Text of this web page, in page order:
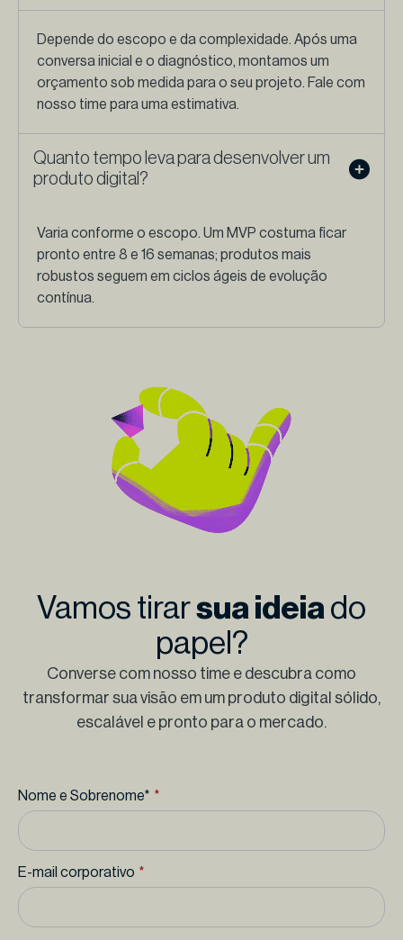
Depende do escopo e da complexidade. Após uma
conversa inicial e o diagnóstico, montamos um
orçamento sob medida para o seu projeto. Fale com
nosso time para uma estimativa.
Quanto tempo leva para desenvolver um
produto digital?
Varia conforme o escopo. Um MVP costuma ficar
pronto entre 8 e 16 semanas; produtos mais
robustos seguem em ciclos ágeis de evolução
contínua.
Vamos tirarsua ideia do
papel?
Converse com nosso time e descubra como
transformar sua visão em um produto digital sólido,
escalável e pronto para o mercado.
Nome e Sobrenome* *
E-mail corporativo *